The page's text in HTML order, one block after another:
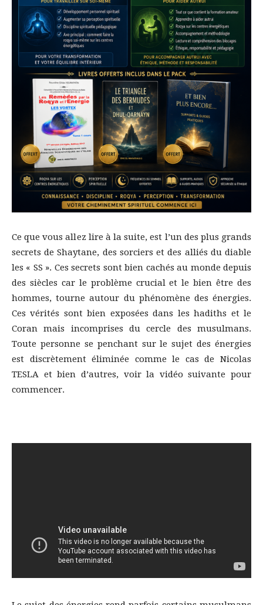
Ce que vous allez lire à la suite, est l’un des plus grands
secrets de Shaytane, des sorciers et des alliés du diable
les « SS ». Ces secrets sont bien cachés au monde depuis
des siècles car le problème crucial et le bien être des
hommes, tourne autour du phénomène des énergies.
Ces vérités sont bien exposées dans les hadiths et le
Coran mais incomprises du cercle des musulmans.
Toute personne se penchant sur le sujet des énergies
est discrètement éliminée comme le cas de Nicolas
TESLA et bien d’autres, voir la vidéo suivante pour
commencer.